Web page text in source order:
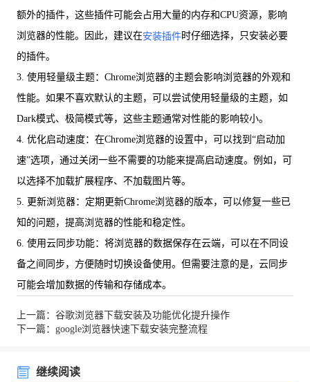
额外的插件，这些插件可能会占用大量的内存和CPU资源，影响
浏览器的性能。因此，建议在安装插件时仔细选择，只安装必要
的插件。
3. 使用轻量级主题：Chrome浏览器的主题会影响浏览器的外观和
性能。如果不喜欢默认的主题，可以尝试使用轻量级的主题，如
Dark模式、极简模式等，这些主题通常对性能的影响较小。
4. 优化启动速度：在Chrome浏览器的设置中，可以找到“启动加
速”选项，通过关闭一些不需要的功能来提高启动速度。例如，可
以选择不加载扩展程序、不加载图片等。
5. 更新浏览器：定期更新Chrome浏览器的版本，可以修复一些已
知的问题，提高浏览器的性能和稳定性。
6. 使用云同步功能：将浏览器的数据保存在云端，可以在不同设
备之间同步，方便随时切换设备使用。但需要注意的是，云同步
可能会增加数据的传输和存储成本。
上一篇：谷歌浏览器下载安装及功能优化提升操作
下一篇：google浏览器快速下载安装完整流程
继续阅读